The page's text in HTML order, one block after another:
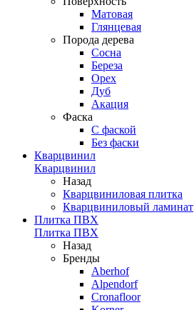
Матовая
Глянцевая
Порода дерева
Сосна
Береза
Орех
Дуб
Акация
Фаска
С фаской
Без фаски
Кварцвинил
Кварцвинил
Назад
Кварцвиниловая плитка
Кварцвиниловый ламинат
Плитка ПВХ
Плитка ПВХ
Назад
Бренды
Aberhof
Alpendorf
Cronafloor